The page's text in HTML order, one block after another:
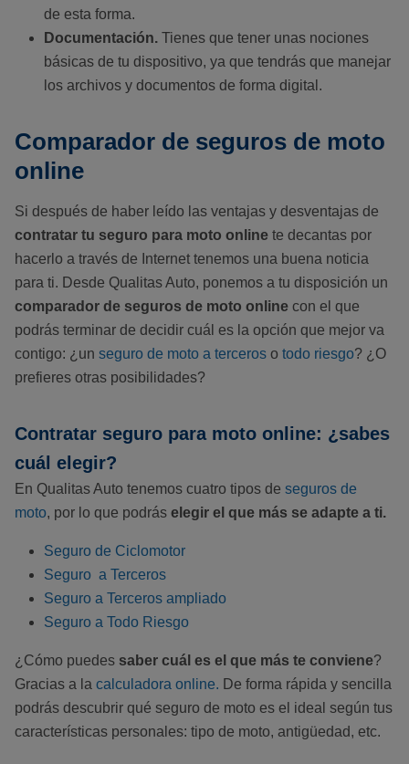
de esta forma.
Documentación. Tienes que tener unas nociones
básicas de tu dispositivo, ya que tendrás que manejar
los archivos y documentos de forma digital.
Comparador de seguros de moto
online
Si después de haber leído las ventajas y desventajas de
contratar tu seguro para moto online te decantas por
hacerlo a través de Internet tenemos una buena noticia
para ti. Desde Qualitas Auto, ponemos a tu disposición un
comparador de seguros de moto online con el que
podrás terminar de decidir cuál es la opción que mejor va
contigo: ¿un seguro de moto a terceros o todo riesgo? ¿O
prefieres otras posibilidades?
Contratar seguro para moto online: ¿sabes
cuál elegir?
En Qualitas Auto tenemos cuatro tipos de seguros de
moto, por lo que podrás elegir el que más se adapte a ti.
Seguro de Ciclomotor
Seguro a Terceros
Seguro a Terceros ampliado
Seguro a Todo Riesgo
¿Cómo puedes saber cuál es el que más te conviene?
Gracias a la calculadora online. De forma rápida y sencilla
podrás descubrir qué seguro de moto es el ideal según tus
características personales: tipo de moto, antigüedad, etc.